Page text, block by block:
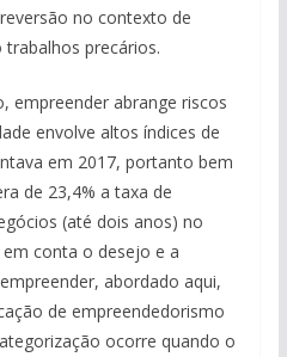
no contexto de
trabalhos precários.
empreender abrange riscos
envolve altos índices de
em 2017, portanto bem
de 23,4% a taxa de
(até dois anos) no
conta o desejo e a
abordado aqui,
de empreendedorismo
ocorre quando o